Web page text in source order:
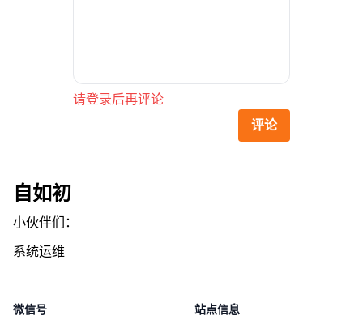
请登录后再评论
评论
自如初
小伙伴们：
系统运维
微信号 站点信息